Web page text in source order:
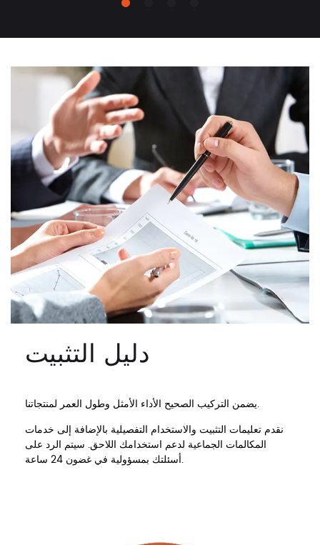
دليل التثبيت
يضمن التركيب الصحيح الأداء الأمثل وطول العمر لمنتجاتنا.
نقدم تعليمات التثبيت والاستخدام التفصيلية بالإضافة إلى خدمات
المكالمات الجماعية لدعم استخدامك اللاحق. سيتم الرد على
أسئلتك بمسؤولية في غضون 24 ساعة.